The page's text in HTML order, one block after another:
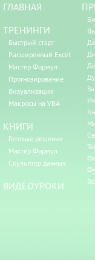
ГЛАВНАЯ
ТРЕНИНГИ
Быстрый старт
Расширенный Excel
Мастер Формул
Прогнозирование
Визуализация
Макросы на VBA
КНИГИ
Готовые решения
Мастер Формул
Скульптор данных
ВИДЕОУРОКИ